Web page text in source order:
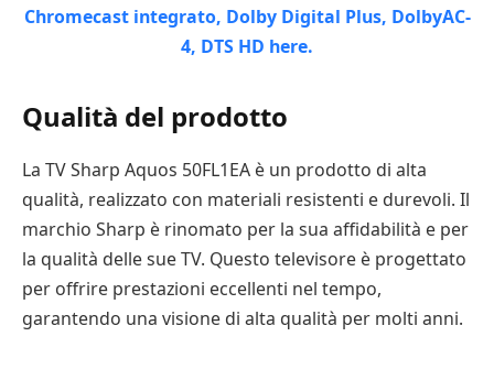
Qualità del prodotto
La TV Sharp Aquos 50FL1EA è un prodotto di alta
qualità, realizzato con materiali resistenti e durevoli. Il
marchio Sharp è rinomato per la sua affidabilità e per
la qualità delle sue TV. Questo televisore è progettato
per offrire prestazioni eccellenti nel tempo,
garantendo una visione di alta qualità per molti anni.